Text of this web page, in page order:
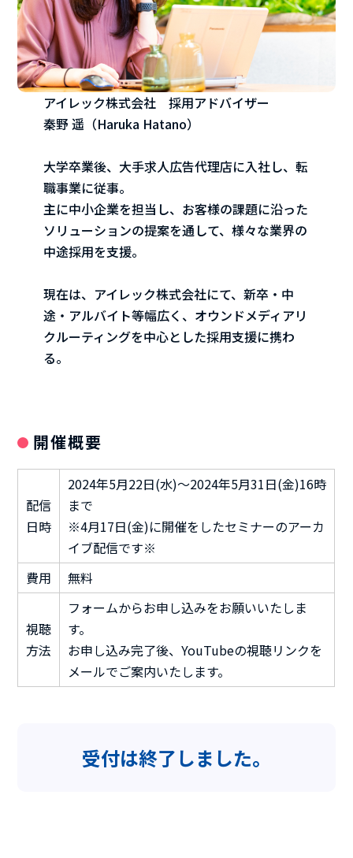
アイレック株式会社 採用アドバイザー
秦野 遥（Haruka Hatano）
大学卒業後、大手求人広告代理店に入社し、転
職事業に従事。
主に中小企業を担当し、お客様の課題に沿った
ソリューションの提案を通して、様々な業界の
中途採用を支援。
現在は、アイレック株式会社にて、新卒・中
途・アルバイト等幅広く、オウンドメディアリ
クルーティングを中心とした採用支援に携わ
る。
開催概要
配信
日時
2024年5月22日(水)～2024年5月31日(金)16時
まで
※4月17日(金)に開催をしたセミナーのアーカ
イブ配信です※
費用
無料
視聴
方法
フォームからお申し込みをお願いいたしま
す。
お申し込み完了後、YouTubeの視聴リンクを
メールでご案内いたします。
受付は終了しました。